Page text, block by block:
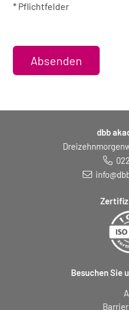
* Pflichtfelder
Absenden
dbb
Besuchen Sie